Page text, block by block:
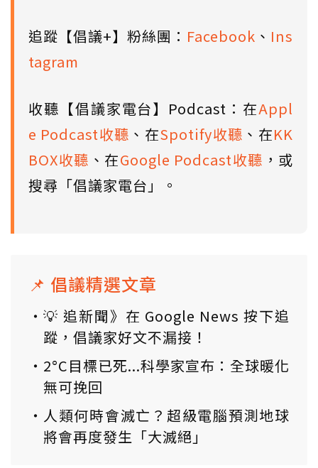
追蹤【倡議+】粉絲團： Facebook 、 Ins
tagram
收聽【倡議家電台】Podcast：在Appl
e Podcast收聽 、在Spotify收聽 、在KK
BOX收聽 、在Google Podcast收聽 ，或
搜尋「倡議家電台」。
📌 倡議精選文章
💡 追新聞》在 Google News 按下追
蹤，倡議家好文不漏接！
2°C目標已死...科學家宣布：全球暖化
無可挽回
人類何時會滅亡？超級電腦預測地球
將會再度發生「大滅絕」